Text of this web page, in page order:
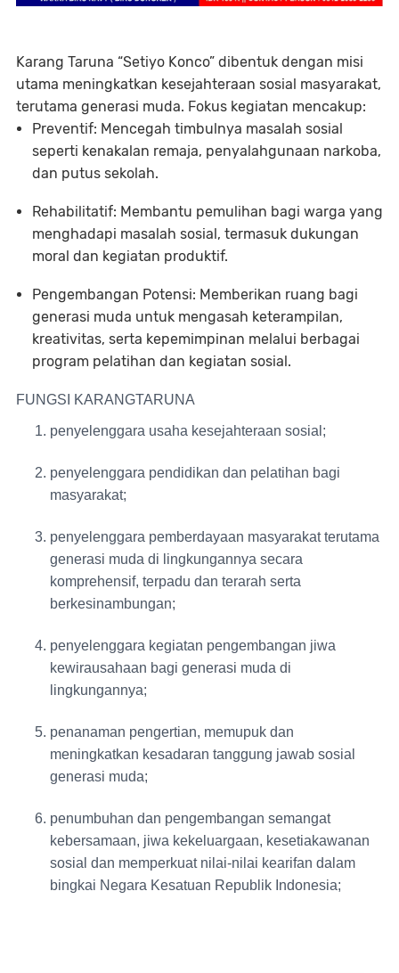
Karang Taruna “Setiyo Konco” dibentuk dengan misi
utama meningkatkan kesejahteraan sosial masyarakat,
terutama generasi muda. Fokus kegiatan mencakup:
Preventif: Mencegah timbulnya masalah sosial
seperti kenakalan remaja, penyalahgunaan narkoba,
dan putus sekolah.
Rehabilitatif: Membantu pemulihan bagi warga yang
menghadapi masalah sosial, termasuk dukungan
moral dan kegiatan produktif.
Pengembangan Potensi: Memberikan ruang bagi
generasi muda untuk mengasah keterampilan,
kreativitas, serta kepemimpinan melalui berbagai
program pelatihan dan kegiatan sosial.
FUNGSI KARANGTARUNA
penyelenggara usaha kesejahteraan sosial;
penyelenggara pendidikan dan pelatihan bagi
masyarakat;
penyelenggara pemberdayaan masyarakat terutama
generasi muda di lingkungannya secara
komprehensif, terpadu dan terarah serta
berkesinambungan;
penyelenggara kegiatan pengembangan jiwa
kewirausahaan bagi generasi muda di
lingkungannya;
penanaman pengertian, memupuk dan
meningkatkan kesadaran tanggung jawab sosial
generasi muda;
penumbuhan dan pengembangan semangat
kebersamaan, jiwa kekeluargaan, kesetiakawanan
sosial dan memperkuat nilai-nilai kearifan dalam
bingkai Negara Kesatuan Republik Indonesia;